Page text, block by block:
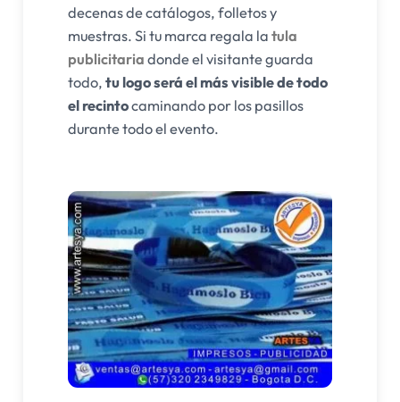
decenas de catálogos, folletos y
muestras. Si tu marca regala la tula
publicitaria donde el visitante guarda
todo, tu logo será el más visible de todo
el recintocaminando por los pasillos
durante todo el evento.